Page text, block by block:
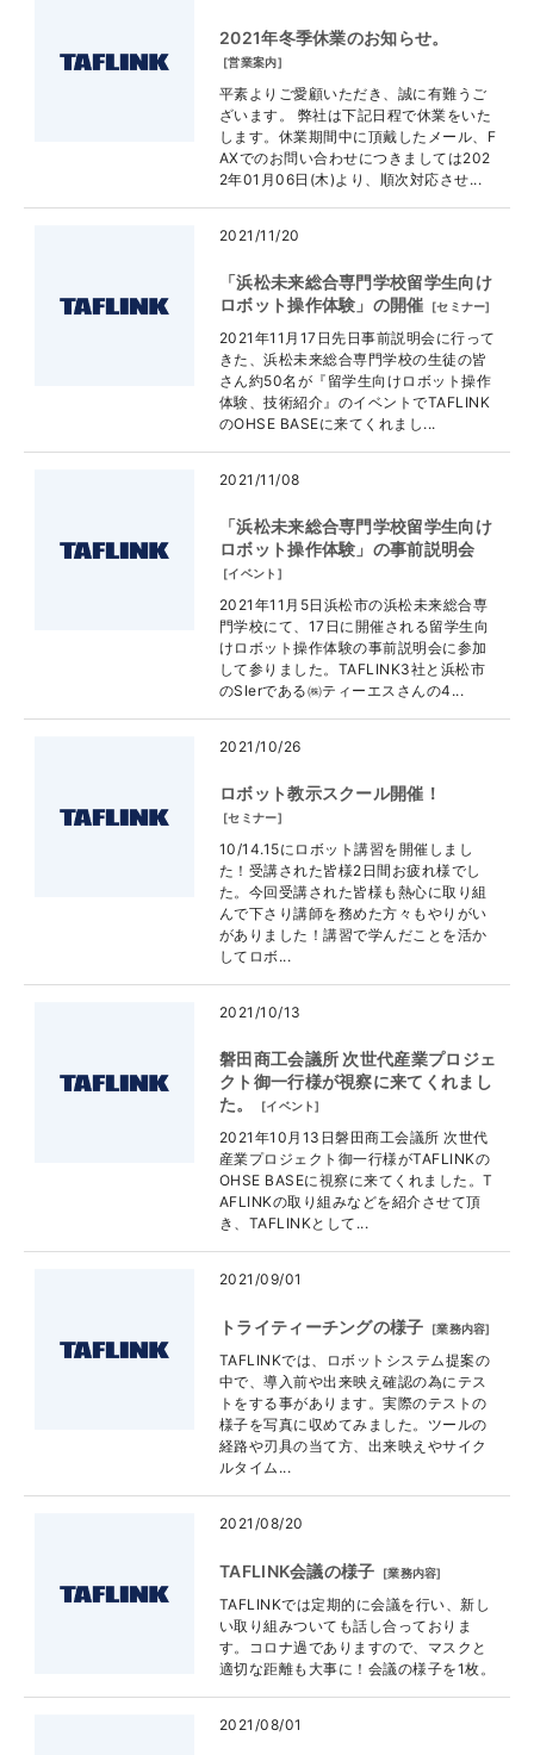
2021年冬季休業のお知らせ。
[営業案内]
平素よりご愛顧いただき、誠に有難うご
ざいます。 弊社は下記日程で休業をいた
します。休業期間中に頂戴したメール、F
AXでのお問い合わせにつきましては202
2年01月06日(木)より、順次対応させ...
2021/11/20
「浜松未来総合専門学校留学生向け
ロボット操作体験」の開催
[セミナー]
2021年11月17日先日事前説明会に行って
きた、浜松未来総合専門学校の生徒の皆
さん約50名が『留学生向けロボット操作
体験、技術紹介』のイベントでTAFLINK
のOHSE BASEに来てくれまし...
2021/11/08
「浜松未来総合専門学校留学生向け
ロボット操作体験」の事前説明会
[イベント ]
2021年11月5日浜松市の浜松未来総合専
門学校にて、17日に開催される留学生向
けロボット操作体験の事前説明会に参加
して参りました。TAFLINK3社と浜松市
のSIerである㈱ティーエスさんの4...
2021/10/26
ロボット教示スクール開催！
[セミナー]
10/14.15にロボット講習を開催しまし
た！受講された皆様2日間お疲れ様でし
た。今回受講された皆様も熱心に取り組
んで下さり講師を務めた方々もやりがい
がありました！講習で学んだことを活か
してロボ...
2021/10/13
磐田商工会議所 次世代産業プロジェ
クト御一行様が視察に来てくれまし
た。
[イベント]
2021年10月13日磐田商工会議所 次世代
産業プロジェクト御一行様がTAFLINKの
OHSE BASEに視察に来てくれました。T
AFLINKの取り組みなどを紹介させて頂
き、TAFLINKとして...
2021/09/01
トライティーチングの様子 [業務内容]
TAFLINKでは、ロボットシステム提案の
中で、導入前や出来映え確認の為にテス
トをする事があります。実際のテストの
様子を写真に収めてみました。ツールの
経路や刃具の当て方、出来映えやサイク
ルタイム...
2021/08/20
TAFLINK会議の様子 [業務内容]
TAFLINKでは定期的に会議を行い、新し
い取り組みついても話し合っておりま
す。コロナ過でありますので、マスクと
適切な距離も大事に！会議の様子を1枚。
2021/08/01